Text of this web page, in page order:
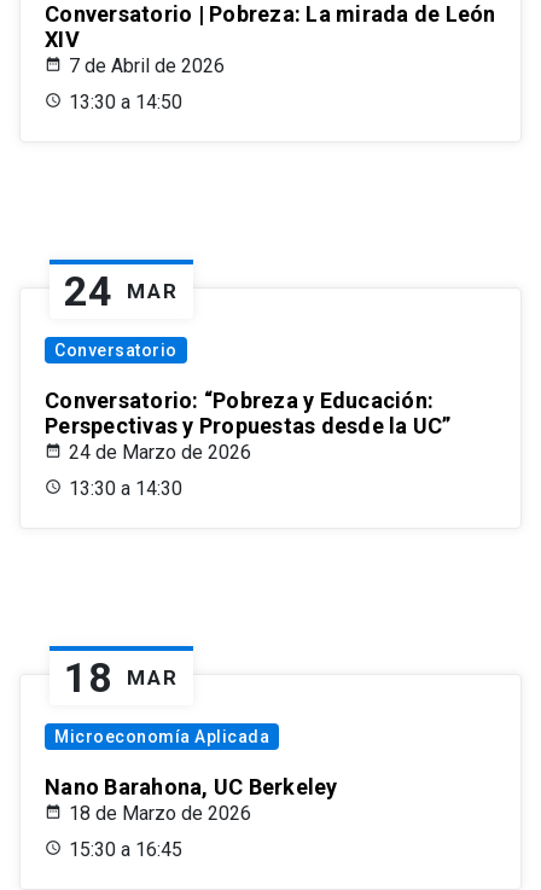
Conversatorio | Pobreza: La mirada de León
XIV
7 de Abril de 2026
13:30 a 14:50
24 MAR
Conversatorio
Conversatorio: “Pobreza y Educación:
Perspectivas y Propuestas desde la UC”
24 de Marzo de 2026
13:30 a 14:30
18 MAR
Microeconomía Aplicada
Nano Barahona, UC Berkeley
18 de Marzo de 2026
15:30 a 16:45